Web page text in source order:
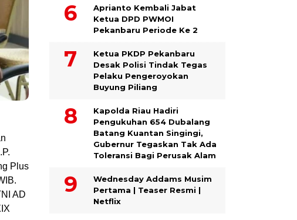
Plus
AD
Aprianto Kembali Jabat
Ketua DPD PWMOI
Pekanbaru Periode Ke 2
Ketua PKDP Pekanbaru
Desak Polisi Tindak Tegas
Pelaku Pengeroyokan
Buyung Piliang
Kapolda Riau Hadiri
Pengukuhan 654 Dubalang
Batang Kuantan Singingi,
Gubernur Tegaskan Tak Ada
Toleransi Bagi Perusak Alam
Wednesday Addams Musim
Pertama | Teaser Resmi |
Netflix